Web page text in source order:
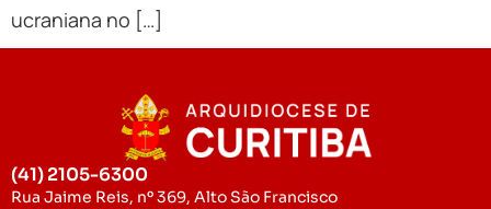
ucraniana no […]
(41) 2105-6300
Rua Jaime Reis, nº 369, Alto São Francisco